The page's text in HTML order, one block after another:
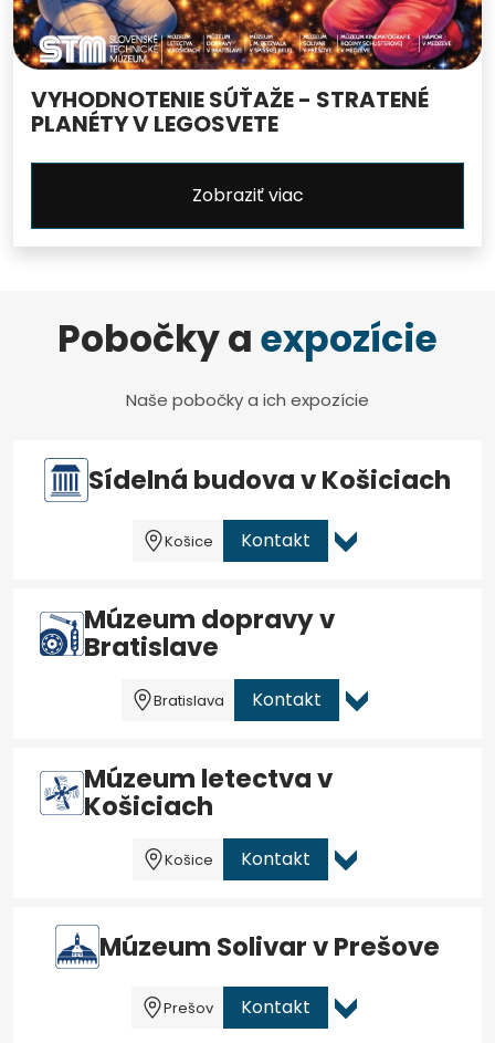
VYHODNOTENIE SÚŤAŽE - STRATENÉ
PLANÉTY V LEGOSVETE
Zobraziť viac
Pobočky aexpozície
Naše pobočky a ich expozície
Sídelná budova v Košiciach
Košice Kontakt
Múzeum dopravy v
Bratislave
Bratislava Kontakt
Múzeum letectva v
Košiciach
Košice Kontakt
Múzeum Solivar v Prešove
Prešov Kontakt